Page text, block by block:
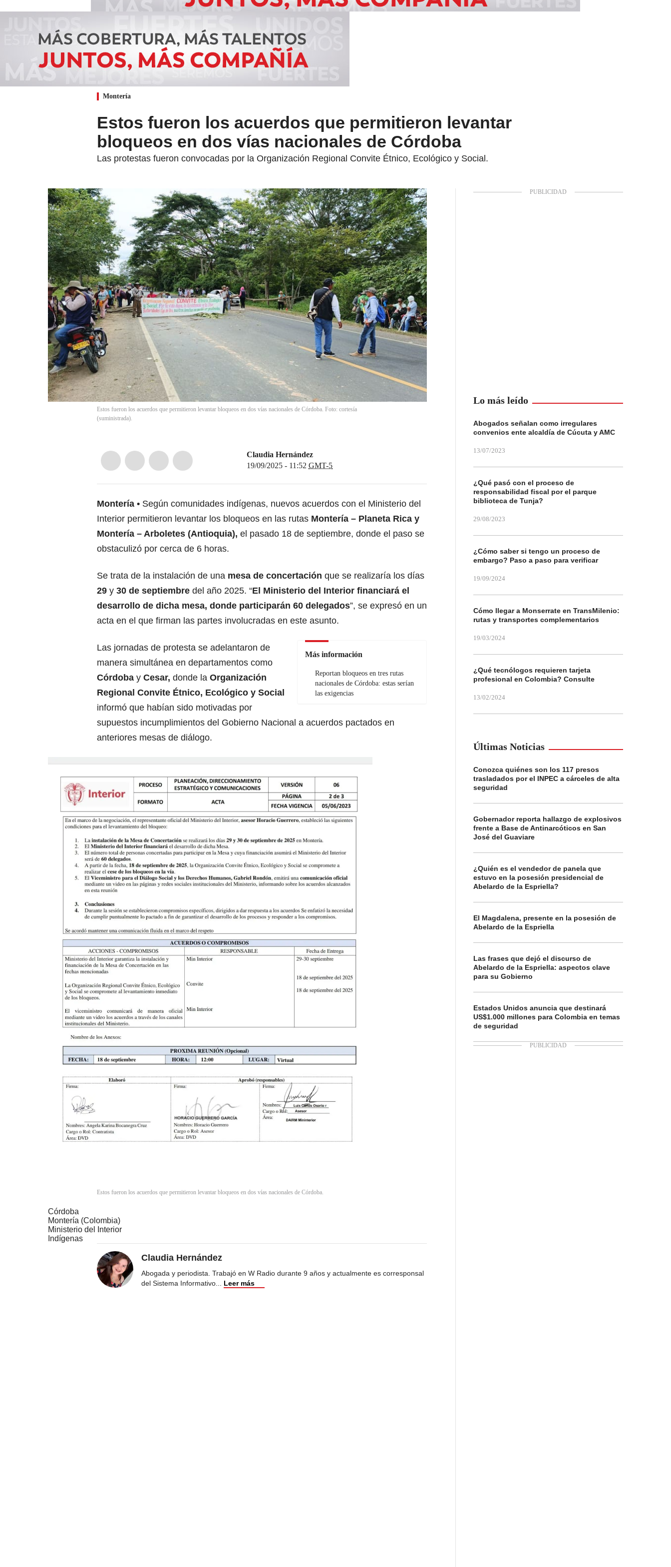
Montería
Estos fueron los acuerdos que permitieron levantar
bloqueos en dos vías nacionales de Córdoba
Las protestas fueron convocadas por la Organización Regional Convite Étnico, Ecológico y Social.
Estos fueron los acuerdos que permitieron levantar bloqueos en dos vías nacionales de Córdoba. Foto: cortesía
(suministrada).
Claudia Hernández
19/09/2025 - 11:52 GMT-5
Montería
Según comunidades indígenas, nuevos acuerdos con el Ministerio del
Interior permitieron levantar los bloqueos en las rutas Montería – Planeta Rica y
Montería – Arboletes (Antioquia), el pasado 18 de septiembre, donde el paso se
obstaculizó por cerca de 6 horas.
Se trata de la instalación de una mesa de concertación que se realizaría los días
29 y 30 de septiembre del año 2025. “El Ministerio del Interior financiará el
desarrollo de dicha mesa, donde participarán 60 delegados”, se expresó en un
acta en el que firman las partes involucradas en este asunto.
Más información
Reportan bloqueos en tres rutas
nacionales de Córdoba: estas serían
las exigencias
Las jornadas de protesta se adelantaron de
manera simultánea en departamentos como
Córdoba y Cesar, donde la Organización
Regional Convite Étnico, Ecológico y Social
informó que habían sido motivadas por
supuestos incumplimientos del Gobierno Nacional a acuerdos pactados en
anteriores mesas de diálogo.
Estos fueron los acuerdos que permitieron levantar bloqueos en dos vías nacionales de Córdoba.
Córdoba
Montería (Colombia)
Ministerio del Interior
Indígenas
Claudia Hernández
Abogada y periodista. Trabajó en W Radio durante 9 años y actualmente es corresponsal
del Sistema Informativo... Leer más
Lo más leído
Abogados señalan como irregulares
convenios ente alcaldía de Cúcuta y AMC
13/07/2023
¿Qué pasó con el proceso de
responsabilidad fiscal por el parque
biblioteca de Tunja?
29/08/2023
¿Cómo saber si tengo un proceso de
embargo? Paso a paso para verificar
19/09/2024
Cómo llegar a Monserrate en TransMilenio:
rutas y transportes complementarios
19/03/2024
¿Qué tecnólogos requieren tarjeta
profesional en Colombia? Consulte
13/02/2024
Últimas Noticias
Conozca quiénes son los 117 presos
trasladados por el INPEC a cárceles de alta
seguridad
Gobernador reporta hallazgo de explosivos
frente a Base de Antinarcóticos en San
José del Guaviare
¿Quién es el vendedor de panela que
estuvo en la posesión presidencial de
Abelardo de la Espriella?
El Magdalena, presente en la posesión de
Abelardo de la Espriella
Las frases que dejó el discurso de
Abelardo de la Espriella: aspectos clave
para su Gobierno
Estados Unidos anuncia que destinará
US$1.000 millones para Colombia en temas
de seguridad